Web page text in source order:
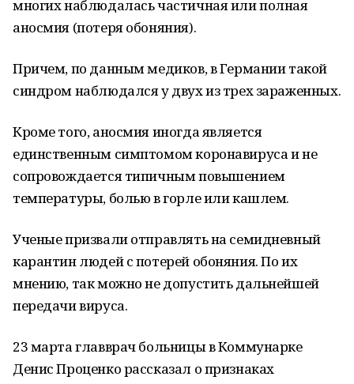
многих наблюдалась частичная или полная
аносмия (потеря обоняния).
Причем, по данным медиков, в Германии такой
синдром наблюдался у двух из трех зараженных.
Кроме того, аносмия иногда является
единственным симптомом коронавируса и не
сопровождается типичным повышением
температуры, болью в горле или кашлем.
Ученые призвали отправлять на семидневный
карантин людей с потерей обоняния. По их
мнению, так можно не допустить дальнейшей
передачи вируса.
23 марта главврач больницы в Коммунарке
Денис Проценко рассказал о признаках